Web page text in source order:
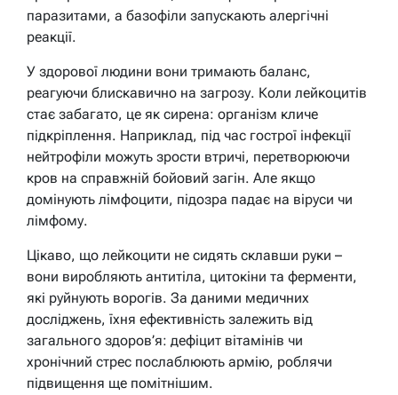
паразитами, а базофіли запускають алергічні
реакції.
У здорової людини вони тримають баланс,
реагуючи блискавично на загрозу. Коли лейкоцитів
стає забагато, це як сирена: організм кличе
підкріплення. Наприклад, під час гострої інфекції
нейтрофіли можуть зрости втричі, перетворюючи
кров на справжній бойовий загін. Але якщо
домінують лімфоцити, підозра падає на віруси чи
лімфому.
Цікаво, що лейкоцити не сидять склавши руки –
вони виробляють антитіла, цитокіни та ферменти,
які руйнують ворогів. За даними медичних
досліджень, їхня ефективність залежить від
загального здоров’я: дефіцит вітамінів чи
хронічний стрес послаблюють армію, роблячи
підвищення ще помітнішим.